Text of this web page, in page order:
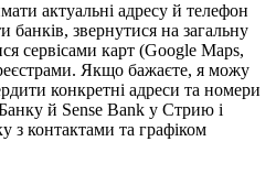
актуальні адресу й телефон
банків, звернутися на загальну
сервісами карт (Google Maps,
Якщо бажаєте, я можу
конкретні адреси та номери
й Sense Bank у Стрию і
з контактами та графіком